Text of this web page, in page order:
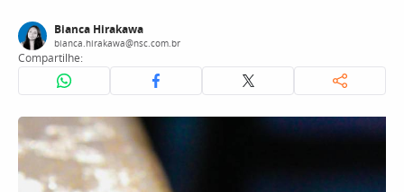
Bianca Hirakawa
bianca.hirakawa@nsc.com.br
Compartilhe: